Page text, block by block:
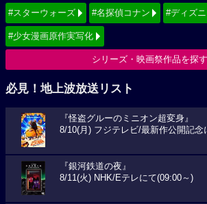
#スターウォーズ #名探偵コナン #ディズ
#少女漫画原作実写化
シリーズ・映画祭作品を探す
必見！地上波放送リスト
『怪盗グルーのミニオン超変身』
8/10(月) フジテレビ/最新作公開記念
『銀河鉄道の夜』
8/11(火) NHK/Eテレにて(09:00～)